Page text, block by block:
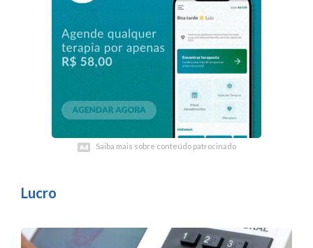
Saiba mais sobre conteúdo patrocinado
Saiba mais sobre conteúdo patrocinado
Lucro